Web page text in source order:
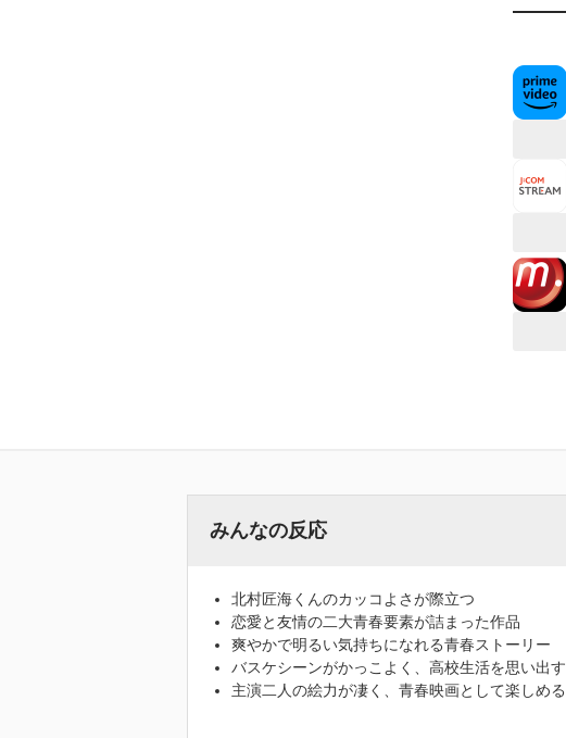
みんなの反応
北村匠海くんのカッコよさが際立つ
恋愛と友情の二大青春要素が詰まった作品
爽やかで明るい気持ちになれる青春ストーリー
バスケシーンがかっこよく、高校生活を思い出す
主演二人の絵力が凄く、青春映画として楽しめる